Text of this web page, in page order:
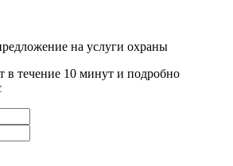
на услуги охраны
в течение 10 минут и подробно